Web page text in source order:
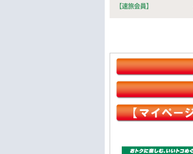
【速旅会員】